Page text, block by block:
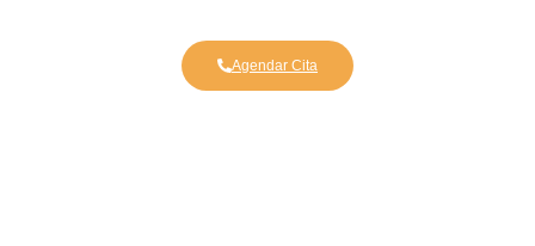
Agendar Cita